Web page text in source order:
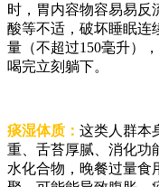
时，胃内容物容易易反
酸等不适，破坏睡眠连
量（不超过150毫升）
喝完立刻躺下。
痰湿体质： 这类人群本
重、舌苔厚腻、消化功
水化合物，晚餐过量食